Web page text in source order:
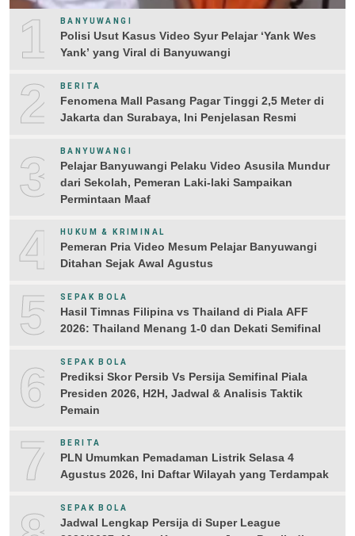
1 BANYUWANGI
Polisi Usut Kasus Video Syur Pelajar ‘Yank Wes
Yank’ yang Viral di Banyuwangi
2 BERITA
Fenomena Mall Pasang Pagar Tinggi 2,5 Meter di
Jakarta dan Surabaya, Ini Penjelasan Resmi
3 BANYUWANGI
Pelajar Banyuwangi Pelaku Video Asusila Mundur
dari Sekolah, Pemeran Laki-laki Sampaikan
Permintaan Maaf
4 HUKUM & KRIMINAL
Pemeran Pria Video Mesum Pelajar Banyuwangi
Ditahan Sejak Awal Agustus
5 SEPAK BOLA
Hasil Timnas Filipina vs Thailand di Piala AFF
2026: Thailand Menang 1-0 dan Dekati Semifinal
6 SEPAK BOLA
Prediksi Skor Persib Vs Persija Semifinal Piala
Presiden 2026, H2H, Jadwal & Analisis Taktik
Pemain
7 BERITA
PLN Umumkan Pemadaman Listrik Selasa 4
Agustus 2026, Ini Daftar Wilayah yang Terdampak
SEPAK BOLA
Jadwal Lengkap Persija di Super League